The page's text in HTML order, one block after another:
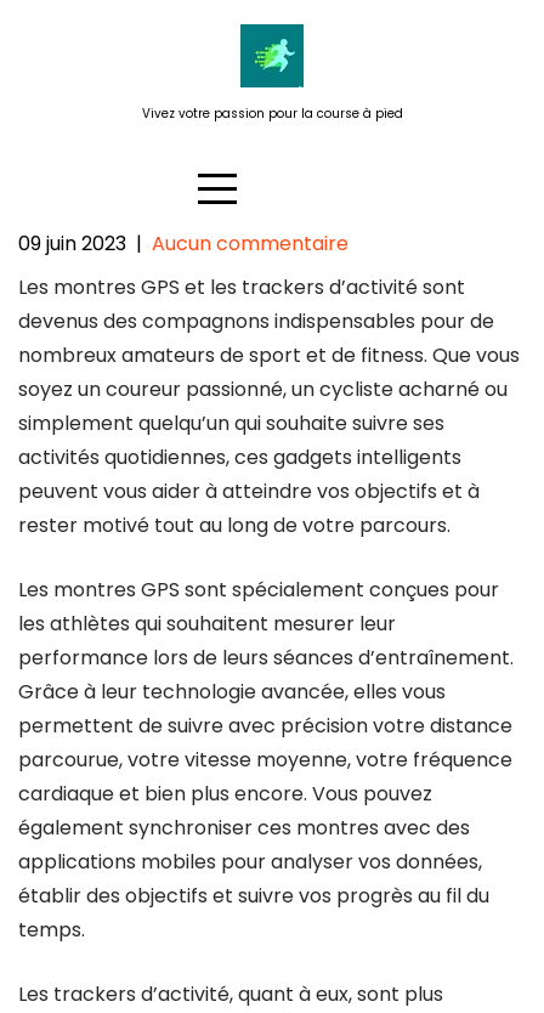
Vivez votre passion pour la course à pied
Les montres GPS et trackers
d’activité : des compagnons
indispensables pour suivre vos
performances sportives
09 juin 2023 | Aucun commentaire
Les montres GPS et les trackers d’activité sont
devenus des compagnons indispensables pour de
nombreux amateurs de sport et de fitness. Que vous
soyez un coureur passionné, un cycliste acharné ou
simplement quelqu’un qui souhaite suivre ses
activités quotidiennes, ces gadgets intelligents
peuvent vous aider à atteindre vos objectifs et à
rester motivé tout au long de votre parcours.
Les montres GPS sont spécialement conçues pour
les athlètes qui souhaitent mesurer leur
performance lors de leurs séances d’entraînement.
Grâce à leur technologie avancée, elles vous
permettent de suivre avec précision votre distance
parcourue, votre vitesse moyenne, votre fréquence
cardiaque et bien plus encore. Vous pouvez
également synchroniser ces montres avec des
applications mobiles pour analyser vos données,
établir des objectifs et suivre vos progrès au fil du
temps.
Les trackers d’activité, quant à eux, sont plus